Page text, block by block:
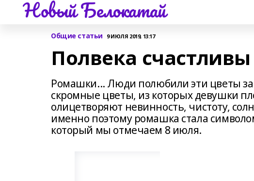
Новый Белокатай
Общие статьи 9 ИЮЛЯ 2019, 13:17
Полвека
Ромашки... Люди полюбили эти цветы за
скромные цветы, из которых девушки
олицетворяют невинность, чистоту,
именно поэтому ромашка стала
который мы отмечаем 8 июля.